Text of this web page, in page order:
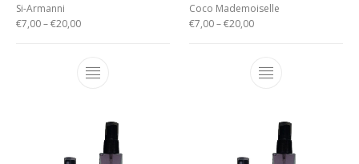
Si-Armanni
€7,00–€20,00
Coco Mademoiselle
€7,00–€20,00